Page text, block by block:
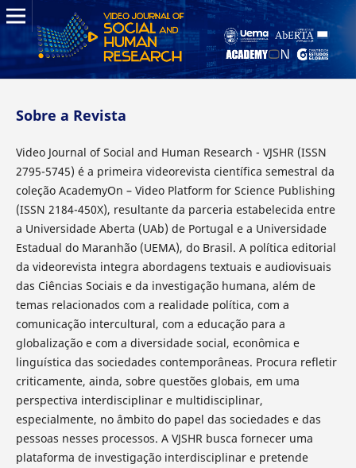
Sobre a Revista
Video Journal of Social and Human Research - VJSHR (ISSN
2795-5745) é a primeira videorevista científica semestral da
coleção AcademyOn – Video Platform for Science Publishing
(ISSN 2184-450X), resultante da parceria estabelecida entre
a Universidade Aberta (UAb) de Portugal e a Universidade
Estadual do Maranhão (UEMA), do Brasil. A política editorial
da videorevista integra abordagens textuais e audiovisuais
das Ciências Sociais e da investigação humana, além de
temas relacionados com a realidade política, com a
comunicação intercultural, com a educação para a
globalização e com a diversidade social, econômica e
linguística das sociedades contemporâneas. Procura refletir
criticamente, ainda, sobre questões globais, em uma
perspectiva interdisciplinar e multidisciplinar,
especialmente, no âmbito do papel das sociedades e das
pessoas nesses processos. A VJSHR busca fornecer uma
plataforma de investigação interdisciplinar e pretende